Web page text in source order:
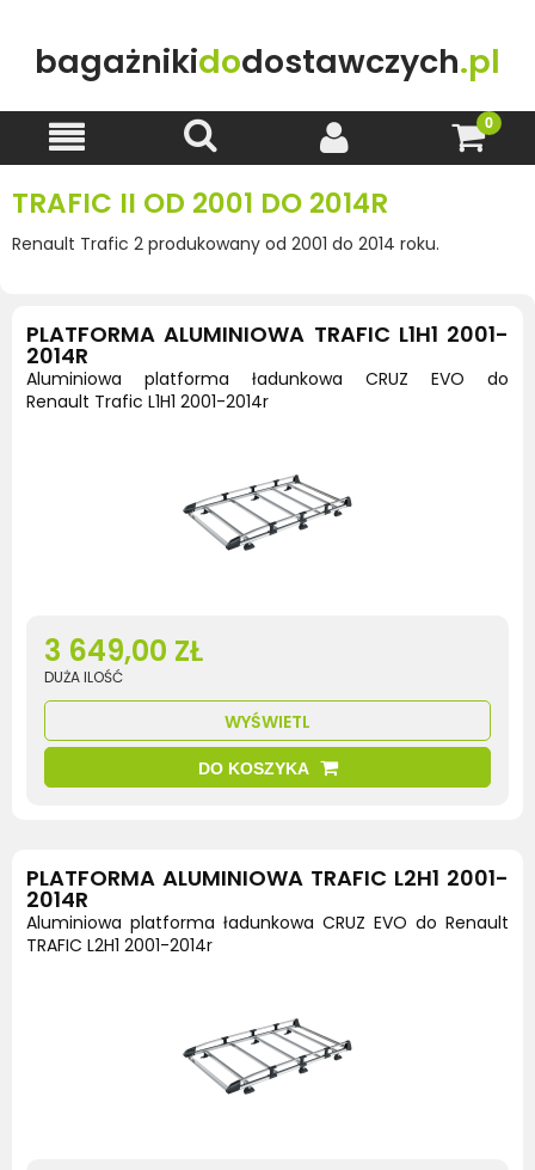
bagażnikidodostawczych.pl
TRAFIC II OD 2001 DO 2014R
Renault Trafic 2 produkowany od 2001 do 2014 roku.
PLATFORMA ALUMINIOWA TRAFIC L1H1 2001-
2014R
Aluminiowa platforma ładunkowa CRUZ EVO do
Renault Trafic L1H1 2001-2014r
3 649,00 ZŁ
DUŻA ILOŚĆ
WYŚWIETL
DO KOSZYKA
PLATFORMA ALUMINIOWA TRAFIC L2H1 2001-
2014R
Aluminiowa platforma ładunkowa CRUZ EVO do Renault
TRAFIC L2H1 2001-2014r